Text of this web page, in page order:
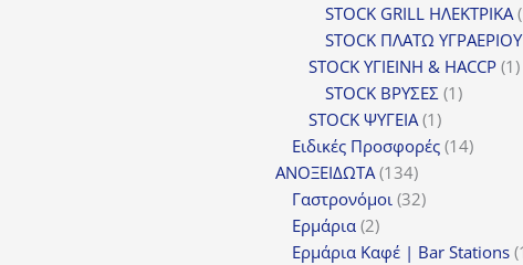
STOCK GRILL ΗΛΕΚΤΡΙΚΑ
STOCK ΠΛΑΤΩ ΥΓΡΑΕΡΙΟΥ
STOCK ΥΓΙΕΙΝΗ & HACCP 11
STOCK ΒΡΥΣΕΣ 11
STOCK ΨΥΓΕΙΑ 11
προϊόν
Ειδικές Προσφορές 1414
ΑΝΟΞΕΙΔΩΤΑ 134134
προϊόντα
Γαστρονόμοι 3232
Ερμάρια 22
προϊόντα
Ερμάρια Καφέ | Bar Stations